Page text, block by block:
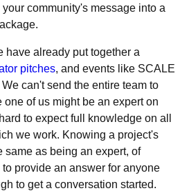
community's message into a
have already put together a
pitches, and events like SCALE
can't send the entire team to
of us might be an expert on
to expect full knowledge on all
we work. Knowing a project's
same as being an expert, of
provide an answer for anyone
to get a conversation started.